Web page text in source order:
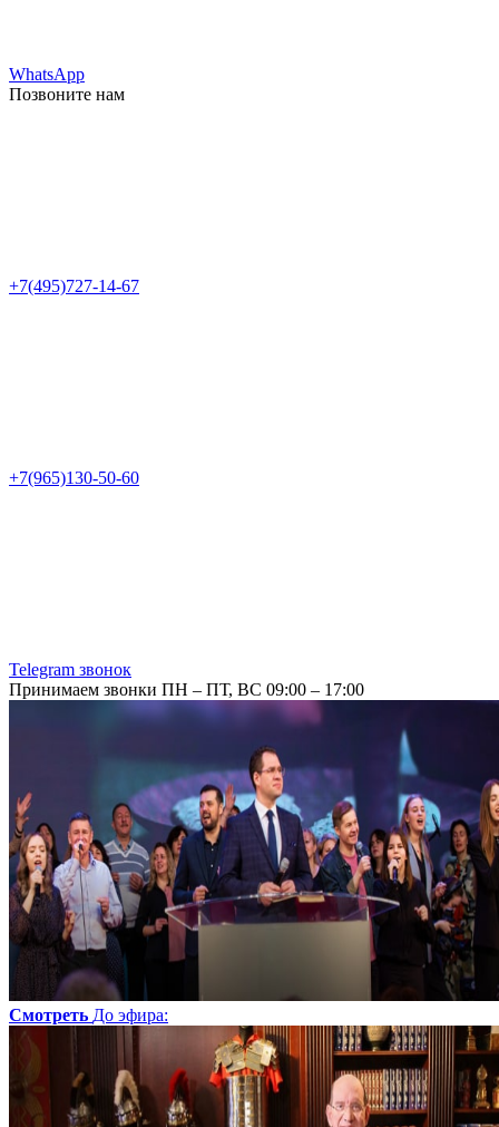
WhatsApp
Позвоните нам
+7(495)727-14-67
+7(965)130-50-60
Telegram звонок
Принимаем звонки ПН – ПТ, ВС 09:00 – 17:00
Смотреть До эфира: